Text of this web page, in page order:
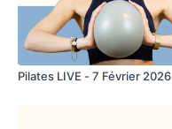
Pilates LIVE - 7 Février 2026